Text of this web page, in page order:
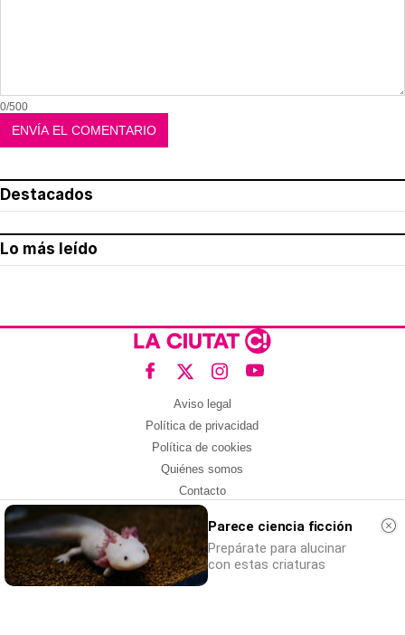
0/500
Destacados
Lo más leído
Aviso legal
Política de privacidad
Política de cookies
Quiénes somos
Contacto
Redes sociales
Con la colaboración de:
Parece ciencia ficción
Prepárate para alucinar
con estas criaturas